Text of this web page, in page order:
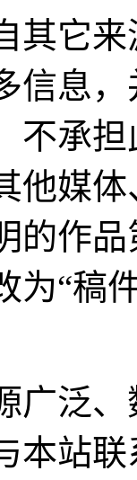
其它
信息
不承
他媒
的作
为“稿
广泛
本站